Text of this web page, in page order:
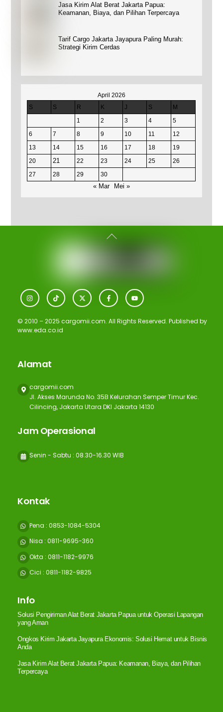
Jasa Kirim Alat Berat Jakarta Papua:
Keamanan, Biaya, dan Pilihan Terpercaya
Tarif Cargo Jakarta Jayapura Paling Murah:
Strategi Kirim Cerdas
April 2026
S
S R K J S
M
1
2 3 4
5
6
7 8 9 10 11
12
13
14 15 16 17 18
19
20
21 22 23 24 25
26
27
28 29 30
« Mar Mei »
Back
Icon
Icon
Icon
Icon
Icon
© 2010 – 2025 cargomii.com. All Rights Reserved. Published by
www.eda.co.id
Alamat
cargomii.com
Jl. Akses Marunda No. 35B Kelurahan Semper Timur Kec.
Cilincing, Jakarta Utara DKI Jakarta 14130
Jam Operasional
Senin - Sabtu : 08.30-16.30 WIB
Kontak
Pena : 0853-1084-5304
Nisa : 0811-9695-360
Okta : 0811-1182-9976
Cici : 0811-1182-9825
Info
Solusi Pengiriman Alat Berat Jakarta Papua untuk Operasi Lapangan
yang Aman
Ongkos Kirim Jakarta Jayapura Ekonomis: Solusi Hemat untuk Bisnis
Anda
Jasa Kirim Alat Berat Jakarta Papua: Keamanan, Biaya, dan Pilihan
Terpercaya